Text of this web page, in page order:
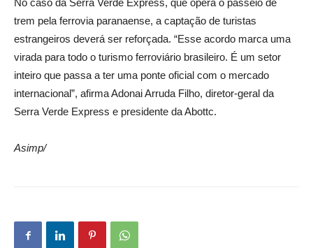
No caso da Serra Verde Express, que opera o passeio de
trem pela ferrovia paranaense, a captação de turistas
estrangeiros deverá ser reforçada. “Esse acordo marca uma
virada para todo o turismo ferroviário brasileiro. É um setor
inteiro que passa a ter uma ponte oficial com o mercado
internacional”, afirma Adonai Arruda Filho, diretor-geral da
Serra Verde Express e presidente da Abottc.
Asimp/